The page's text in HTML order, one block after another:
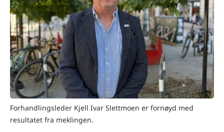
Forhandlingsleder Kjell Ivar Slettmoen er fornøyd med
resultatet fra meklingen.